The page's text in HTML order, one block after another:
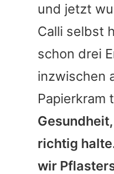
und jetzt
Calli selbst
schon drei
inzwischen
Papierkram
richtig
wir